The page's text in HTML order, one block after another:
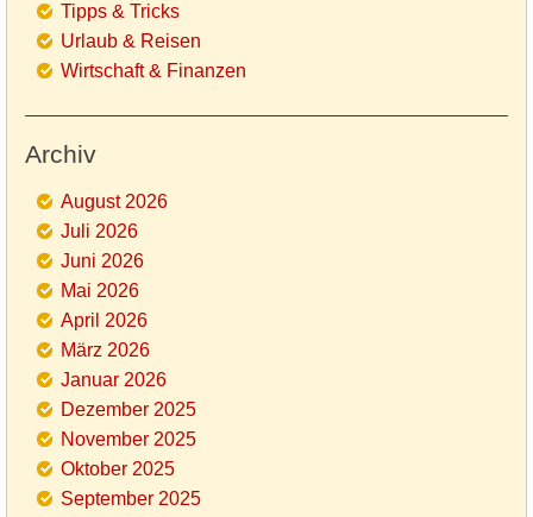
Tipps & Tricks
Urlaub & Reisen
Wirtschaft & Finanzen
Archiv
August 2026
Juli 2026
Juni 2026
Mai 2026
April 2026
März 2026
Januar 2026
Dezember 2025
November 2025
Oktober 2025
September 2025